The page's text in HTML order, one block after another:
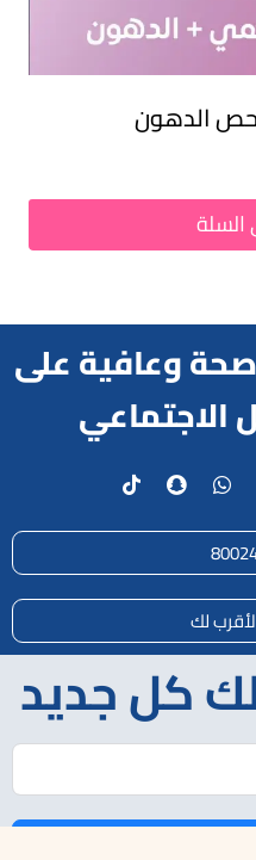
الدهون
السلة
وعافية على
الاجتماعي
لك
كل جديد